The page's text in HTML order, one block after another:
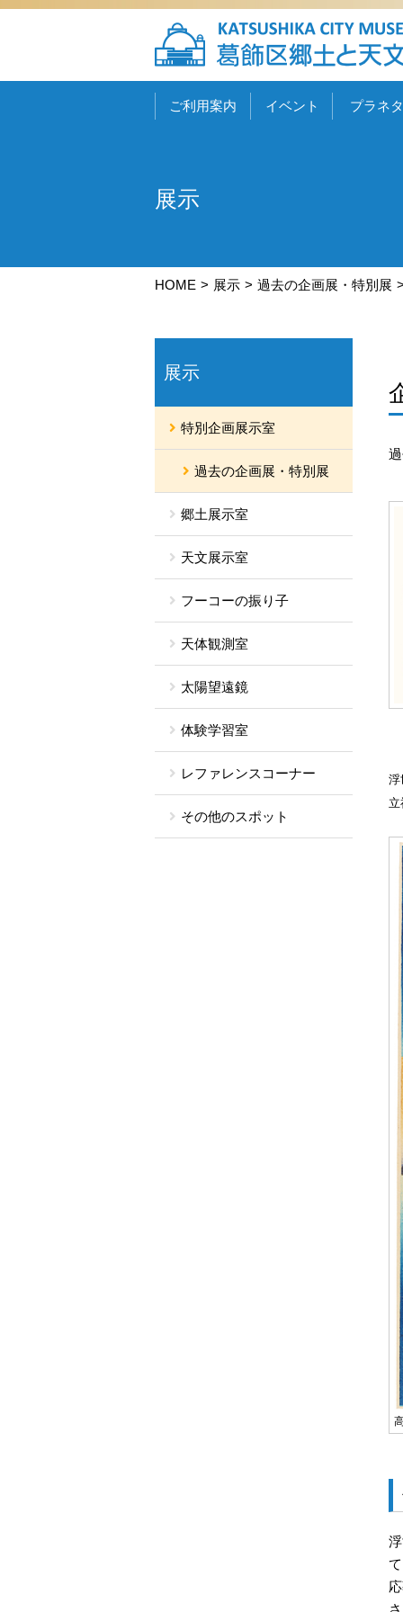
ご利用案内 イベント プラネ
展示
HOME 展示 過去の企画展・特別展
展示
特別企画展示室
過去の企画展・特別展
郷土展示室
天文展示室
フーコーの振り子
天体観測室
太陽望遠鏡
体験学習室
レファレンスコーナー
その他のスポット
浮